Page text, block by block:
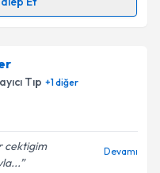
Gönder
randevu takvimi talebi
almanız için bir
ile bilgilendireceğiz.
Tıp +1diğer
cektigim
Devamı